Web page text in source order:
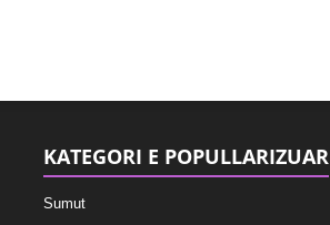
KATEGORI E POPULLARIZUAR
Sumut